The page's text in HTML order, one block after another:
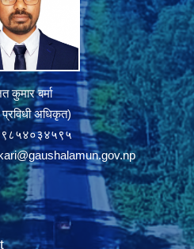
कुमार बर्मा
अधिकृत)
९८५४०३४५९५